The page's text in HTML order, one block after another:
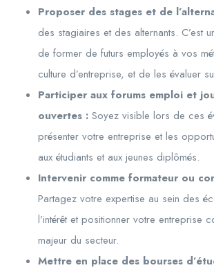
Proposer des stages et de
des stagiaires et des alternants. C’est
de former de futurs employés à vos
culture d’entreprise, et de les évaluer
Participer aux forums emploi et
ouvertes : Soyez visible lors de ces
présenter votre entreprise et les
aux étudiants et aux jeunes diplômés.
Intervenir comme formateur ou
Partagez votre expertise au sein des
l’intérêt et positionner votre entreprise
majeur du secteur.
Mettre en place des bourses